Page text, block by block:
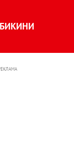
БИКИНИ